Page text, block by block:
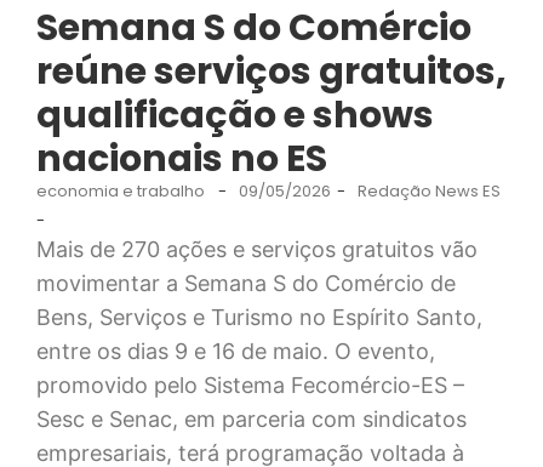
Semana S do Comércio
reúne serviços gratuitos,
qualificação e shows
nacionais no ES
economia e trabalho - 09/05/2026 - Redação News ES
-
Mais de 270 ações e serviços gratuitos vão
movimentar a Semana S do Comércio de
Bens, Serviços e Turismo no Espírito Santo,
entre os dias 9 e 16 de maio. O evento,
promovido pelo Sistema Fecomércio-ES –
Sesc e Senac, em parceria com sindicatos
empresariais, terá programação voltada à